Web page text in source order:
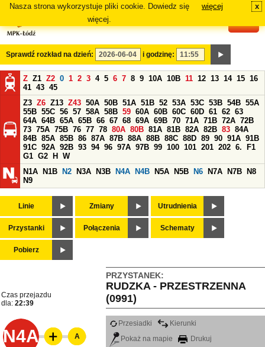
Nasza strona wykorzystuje pliki cookie. Dowiedz się
więcej.
więcej x
Sprawdź rozkład na dzień: i godzinę:
Z Z1 Z2 0 1 2 3 4 5 6 7 8 9 10A 10B 11 12 13 14 15 16
41 43 45
Z3 Z6 Z13 Z43 50A 50B 51A 51B 52 53A 53C 53B 54B 55A
55B 55C 56 57 58A 58B 59 60A 60B 60C 60D 61 62 63
64A 64B 65A 65B 66 67 68 69A 69B 70 71A 71B 72A 72B
73 75A 75B 76 77 78 80A 80B 81A 81B 82A 82B 83 84A
84B 85A 85B 86 87A 87B 88A 88B 88C 88D 89 90 91A 91B
91C 92A 92B 93 94 96 97A 97B 99 100 101 201 202 6.
F1
G1 G2 H
W
N1A
N1B N2 N3A N3B N4A N4B N5A N5B N6 N7A N7B
N8
N9
Linie Zmiany Utrudnienia
Przystanki Połączenia Schematy
Pobierz
PRZYSTANEK:
RUDZKA - PRZESTRZENNA
(0991)
Czas przejazdu
dla: 22:39
N4A
Przesiadki
Kierunki
Pokaż na mapie
Drukuj
A